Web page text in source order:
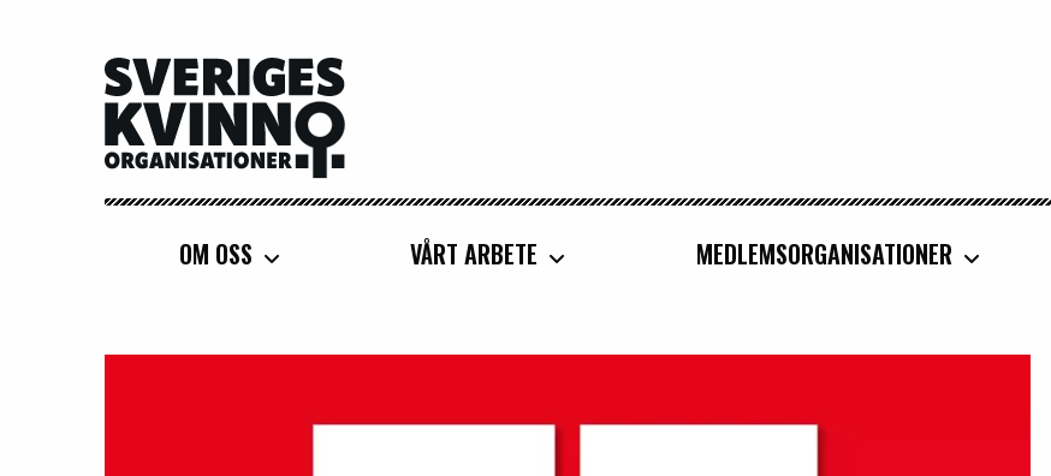
Sveriges Kvinnoorganisationer
OM OSS VÅRT ARBETE MEDLEMSORGANISATIONER